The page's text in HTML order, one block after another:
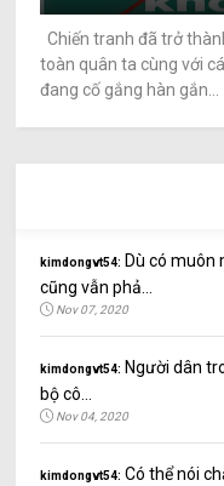
Chiến tranh đã trở
toàn quân ta cùng với
đang cố gắng hàn gắn...
kimdongvt54: Dù có muôn
cũng vẫn phả...
Nov 07, 2020
kimdongvt54: Người dân
bộ cô...
Nov 04, 2020
kimdongvt54: Có thể nói